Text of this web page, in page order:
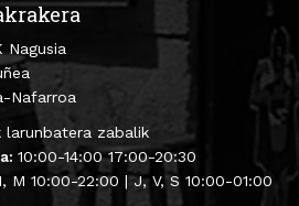
Nagusia
Nafarroa
larunbatera zabalik
10:00-14:00 17:00-20:30
M 10:00-22:00 | J, V, S 10:00-01:00